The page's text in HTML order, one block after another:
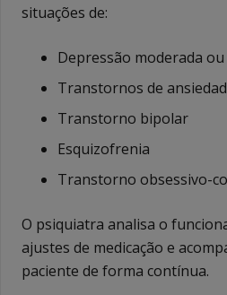
situações de:
Depressão moderada
Transtornos de
Transtorno bipolar
Esquizofrenia
Transtorno obsessivo-
O psiquiatra analisa o
ajustes de medicação e
paciente de forma contínua.